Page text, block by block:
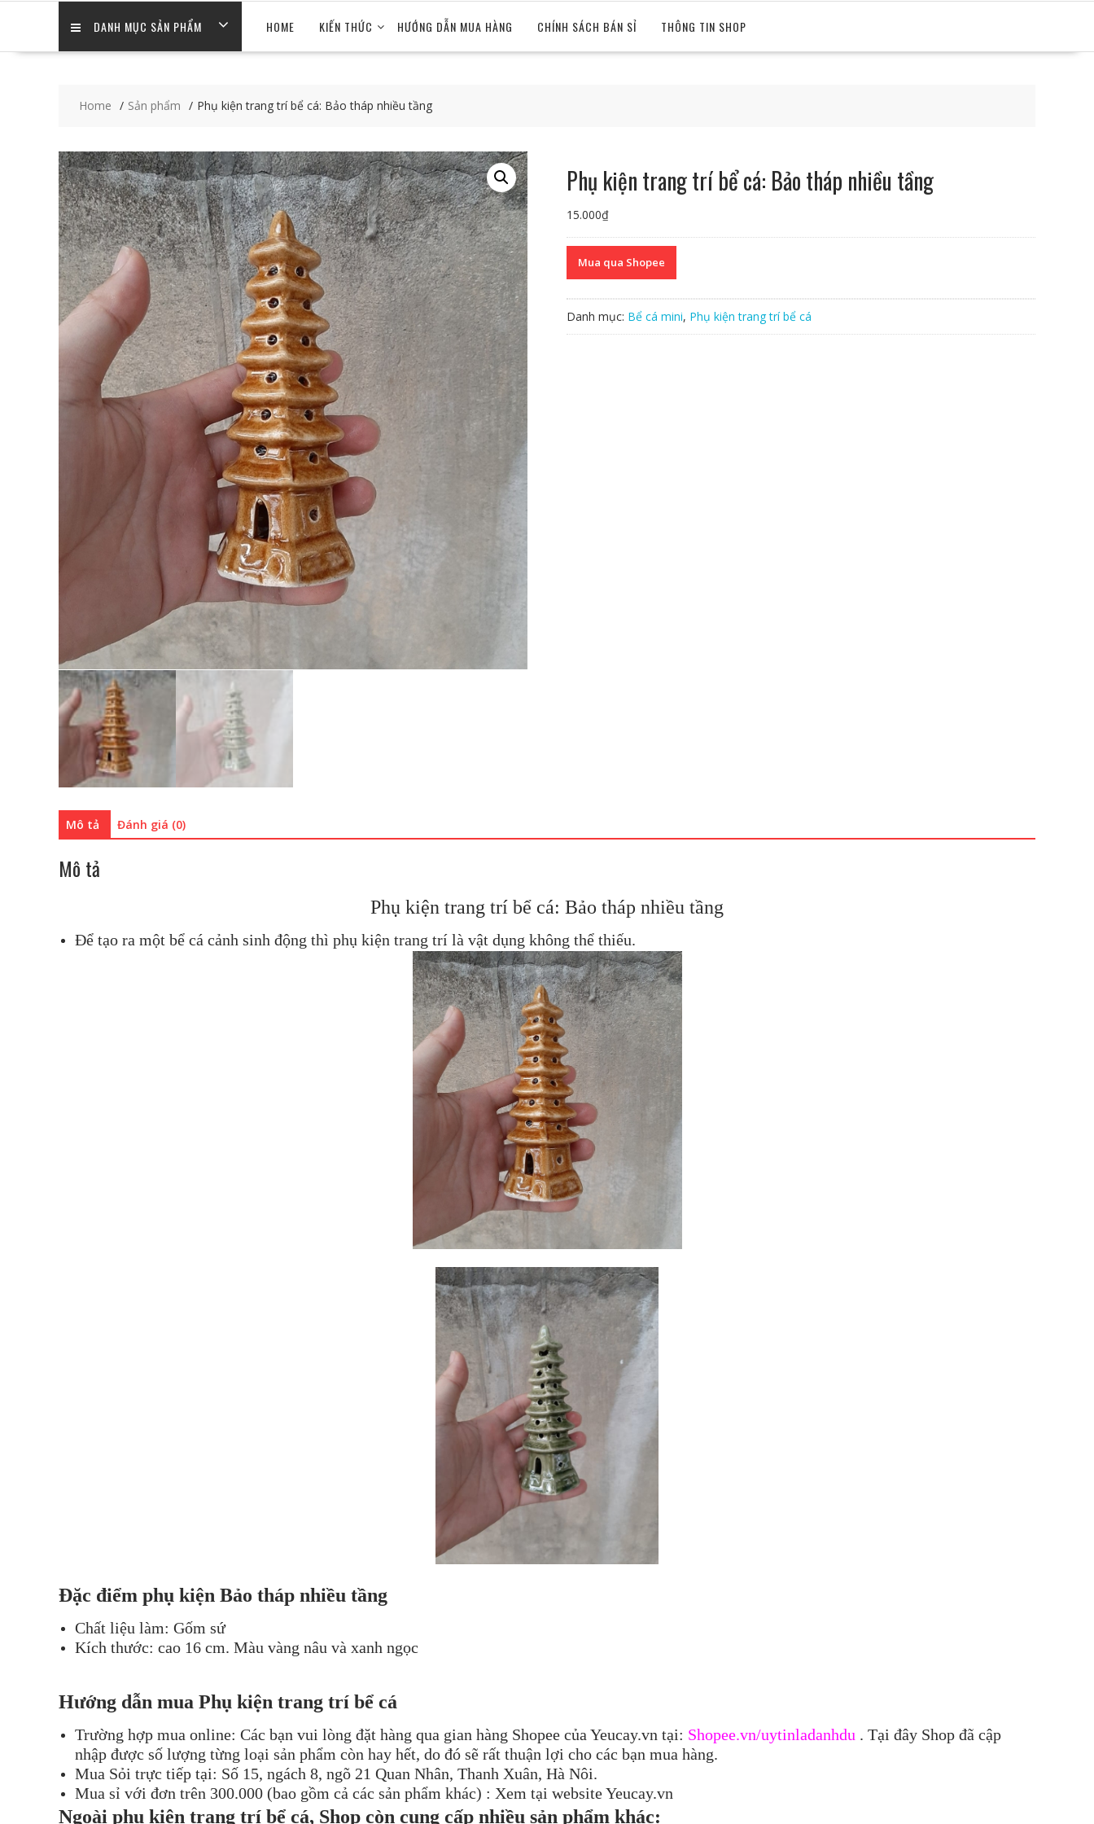
DANH MỤC SẢN PHẨM HOME KIẾN THỨC HƯỚNG DẪN MUA HÀNG CHÍNH SÁCH BÁN SỈ THÔNG TIN SHOP
Home Sản phẩm Phụ kiện trang trí bể cá: Bảo tháp nhiều tầng
Phụ kiện trang trí bể cá: Bảo tháp nhiều tầng
15.000₫
Mua qua Shopee
Danh mục: Bể cá mini, Phụ kiện trang trí bể cá
Mô tả Đánh giá (0)
Mô tả
Phụ kiện trang trí bể cá: Bảo tháp nhiều tầng
Để tạo ra một bể cá cảnh sinh động thì phụ kiện trang trí là vật dụng không thể thiếu.
Đặc điểm phụ kiện Bảo tháp nhiều tầng
Chất liệu làm: Gốm sứ
Kích thước: cao 16 cm. Màu vàng nâu và xanh ngọc
Hướng dẫn mua Phụ kiện trang trí bể cá
Trường hợp mua online: Các bạn vui lòng đặt hàng qua gian hàng Shopee của Yeucay.vn tại: Shopee.vn/uytinladanhdu . Tại đây Shop đã cập
nhập được số lượng từng loại sản phẩm còn hay hết, do đó sẽ rất thuận lợi cho các bạn mua hàng.
Mua Sỏi trực tiếp tại: Số 15, ngách 8, ngõ 21 Quan Nhân, Thanh Xuân, Hà Nôi.
Mua sỉ với đơn trên 300.000 (bao gồm cả các sản phẩm khác) : Xem tại website Yeucay.vn
Ngoài phụ kiện trang trí bể cá, Shop còn cung cấp nhiều sản phẩm khác: